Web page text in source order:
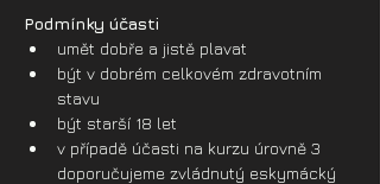
Podmínky účasti
umět dobře a jistě plavat
být v dobrém celkovém zdravotním
stavu
být starší 18 let
v případě účasti na kurzu úrovně 3
doporučujeme zvládnutý eskymácký